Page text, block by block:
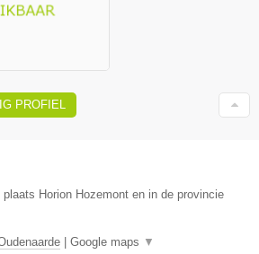
PROFIEL
Horion Hozemont en in de provincie
Google maps ▼